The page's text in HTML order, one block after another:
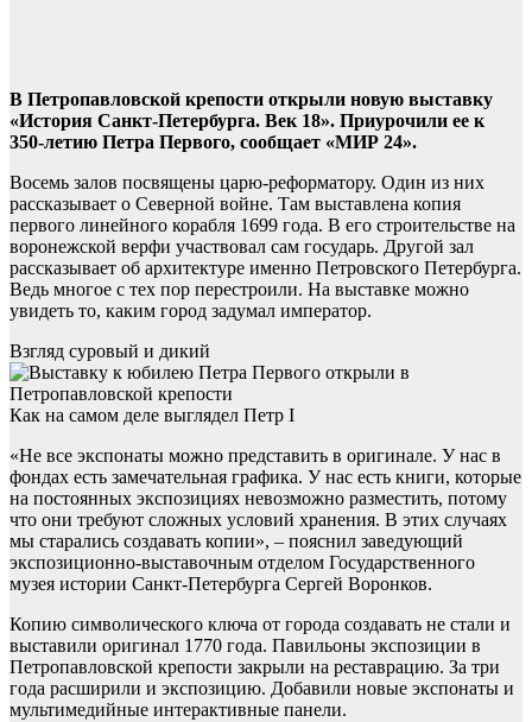
В Петропавловской крепости открыли новую выставку
«История Санкт-Петербурга. Век 18». Приурочили ее к
350-летию Петра Первого, сообщает «МИР 24».
Восемь залов посвящены царю-реформатору. Один из них
рассказывает о Северной войне. Там выставлена копия
первого линейного корабля 1699 года. В его строительстве на
воронежской верфи участвовал сам государь. Другой зал
рассказывает об архитектуре именно Петровского Петербурга.
Ведь многое с тех пор перестроили. На выставке можно
увидеть то, каким город задумал император.
Взгляд суровый и дикий
Как на самом деле выглядел Петр I
«Не все экспонаты можно представить в оригинале. У нас в
фондах есть замечательная графика. У нас есть книги, которые
на постоянных экспозициях невозможно разместить, потому
что они требуют сложных условий хранения. В этих случаях
мы старались создавать копии», – пояснил заведующий
экспозиционно-выставочным отделом Государственного
музея истории Санкт-Петербурга Сергей Воронков.
Копию символического ключа от города создавать не стали и
выставили оригинал 1770 года. Павильоны экспозиции в
Петропавловской крепости закрыли на реставрацию. За три
года расширили и экспозицию. Добавили новые экспонаты и
мультимедийные интерактивные панели.